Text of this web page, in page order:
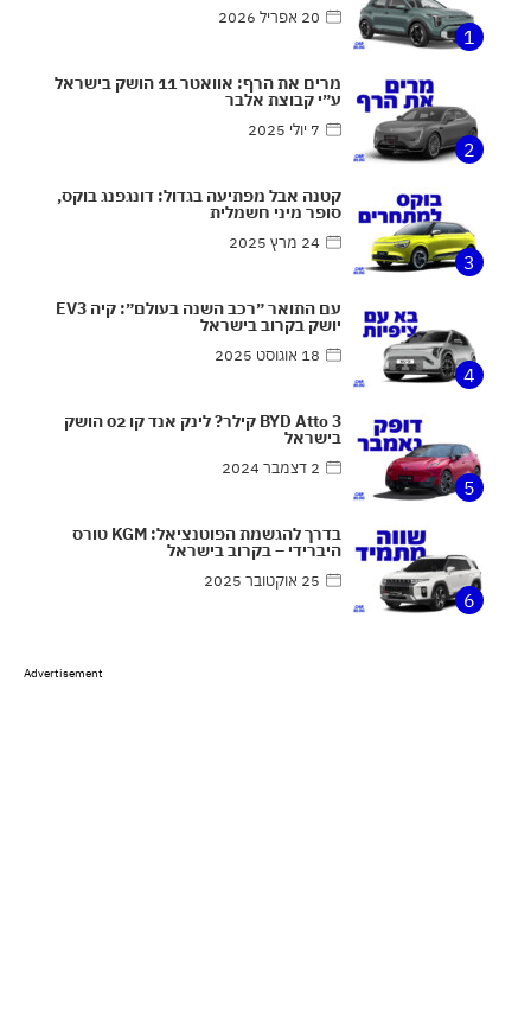
1
20 אפריל 2026
2
מרים את הרף: אוואטר 11 הושק בישראל
ע״י קבוצת אלבר
7 יולי 2025
3
קטנה אבל מפתיעה בגדול: דונגפנג בוקס,
סופר מיני חשמלית
24 מרץ 2025
4
עם התואר ״רכב השנה בעולם״: קיה EV3
יושק בקרוב בישראל
18 אוגוסט 2025
5
BYD Atto 3 קילר? לינק אנד קו 02 הושק
בישראל
2 דצמבר 2024
6
בדרך להגשמת הפוטנציאל: KGM טורס
היברידי – בקרוב בישראל
25 אוקטובר 2025
Advertisement